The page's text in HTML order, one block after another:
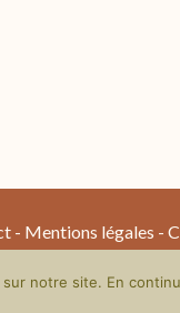
- Mentions légales -
réalisé par Natacha
notre site. En